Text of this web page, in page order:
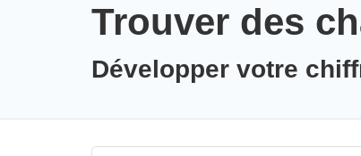
Trouver des
Développer votre